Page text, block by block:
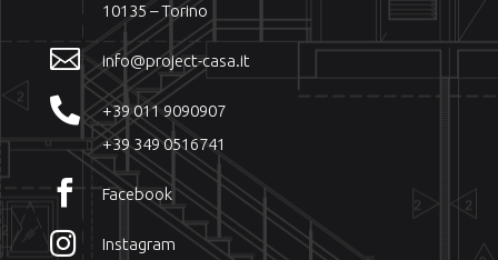
10135 – Torino
 info@project-casa.it

+39 011 9090907
+39 349 0516741
 Facebook
 Instagram